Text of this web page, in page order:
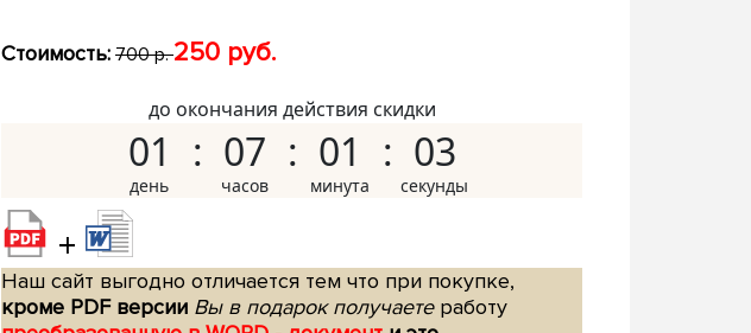
Стоимость: 700 р.250 руб.
до окончания действия скидки
01 07 01 02
+
Наш сайт выгодно отличается тем что при покупке,
кроме PDF версии Вы в подарок получаетеработу